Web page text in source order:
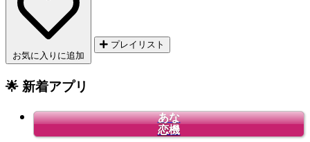
お気に入りに追加
プレイリスト
🌟 新着アプリ
あな
恋機